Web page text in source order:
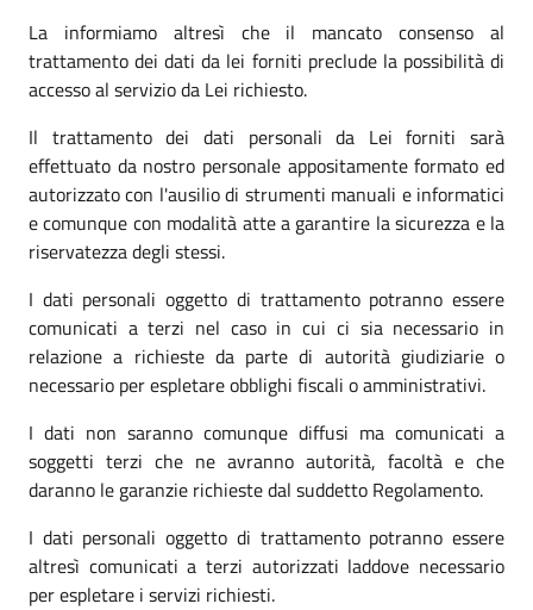
La informiamo altresì che il mancato consenso al
trattamento dei dati da lei forniti preclude la possibilità di
accesso al servizio da Lei richiesto.
Il trattamento dei dati personali da Lei forniti sarà
effettuato da nostro personale appositamente formato ed
autorizzato con l'ausilio di strumenti manuali e informatici
e comunque con modalità atte a garantire la sicurezza e la
riservatezza degli stessi.
I dati personali oggetto di trattamento potranno essere
comunicati a terzi nel caso in cui ci sia necessario in
relazione a richieste da parte di autorità giudiziarie o
necessario per espletare obblighi fiscali o amministrativi.
I dati non saranno comunque diffusi ma comunicati a
soggetti terzi che ne avranno autorità, facoltà e che
daranno le garanzie richieste dal suddetto Regolamento.
I dati personali oggetto di trattamento potranno essere
altresì comunicati a terzi autorizzati laddove necessario
per espletare i servizi richiesti.